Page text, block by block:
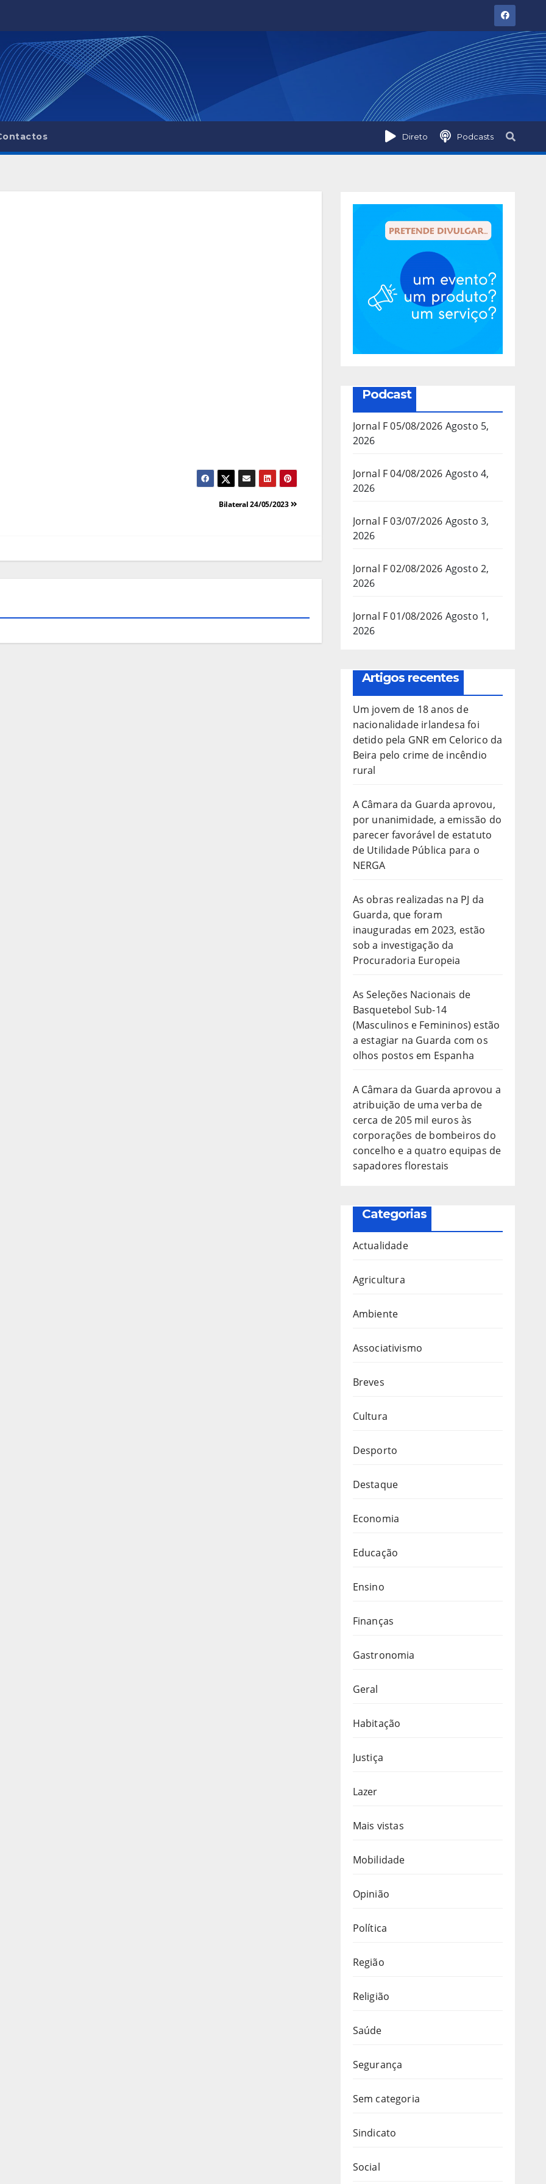
Direto Podcasts
Bilateral 24/05/2023
Podcast
Jornal F 05/08/2026 Agosto 5,
2026
Jornal F 04/08/2026 Agosto 4,
2026
Jornal F 03/07/2026 Agosto 3,
2026
Jornal F 02/08/2026 Agosto 2,
2026
Jornal F 01/08/2026 Agosto 1,
2026
Artigos recentes
Um jovem de 18 anos de
nacionalidade irlandesa foi
detido pela GNR em Celorico da
Beira pelo crime de incêndio
rural
A Câmara da Guarda aprovou,
por unanimidade, a emissão do
parecer favorável de estatuto
de Utilidade Pública para o
NERGA
As obras realizadas na PJ da
Guarda, que foram
inauguradas em 2023, estão
sob a investigação da
Procuradoria Europeia
As Seleções Nacionais de
Basquetebol Sub-14
(Masculinos e Femininos) estão
a estagiar na Guarda com os
olhos postos em Espanha
A Câmara da Guarda aprovou a
atribuição de uma verba de
cerca de 205 mil euros às
corporações de bombeiros do
concelho e a quatro equipas de
sapadores florestais
Categorias
Actualidade
Agricultura
Ambiente
Associativismo
Breves
Cultura
Desporto
Destaque
Economia
Educação
Ensino
Finanças
Gastronomia
Geral
Habitação
Justiça
Lazer
Mais vistas
Mobilidade
Opinião
Política
Região
Religião
Saúde
Segurança
Sem categoria
Sindicato
Social